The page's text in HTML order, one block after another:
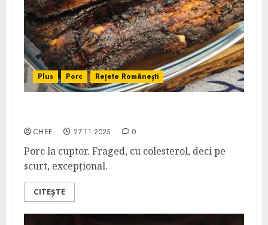
Plus Porc Rețete Românești
CHEF 27.11.2025 0
Porc la cuptor. Fraged, cu colesterol, deci pe
scurt, excepțional.
CITEȘTE